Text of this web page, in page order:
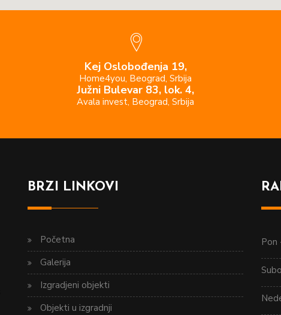
Kej Oslobođenja 19,
Home4you, Beograd, Srbija
Južni Bulevar 83, lok. 4,
Avala invest, Beograd, Srbija
BRZI LINKOVI
Početna
Galerija
Izgradjeni objekti
Objekti u izgradnji
Pon